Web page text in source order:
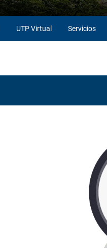
UTP Virtual Servicios